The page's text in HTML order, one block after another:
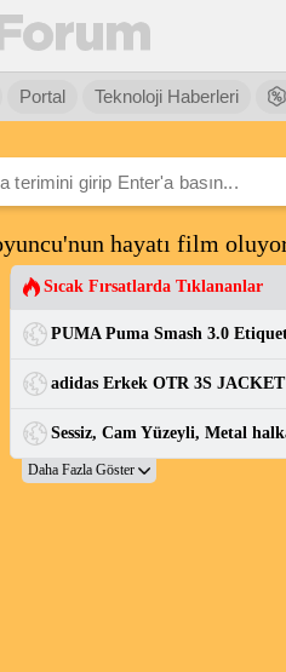
Portal Teknoloji Haberleri
hayatı film
Sıcak Fırsatlarda Tıklananlar
adidas Erkek OTR 3S